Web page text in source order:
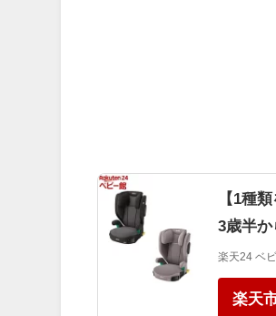
【1種
3歳半
楽天24 ベ
楽天